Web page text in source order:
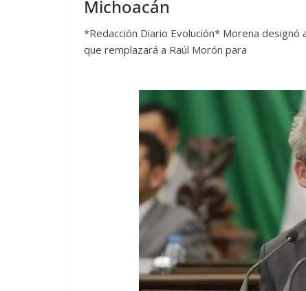
Michoacán
*Redacción Diario Evolución* Morena
que remplazará a Raúl Morón para